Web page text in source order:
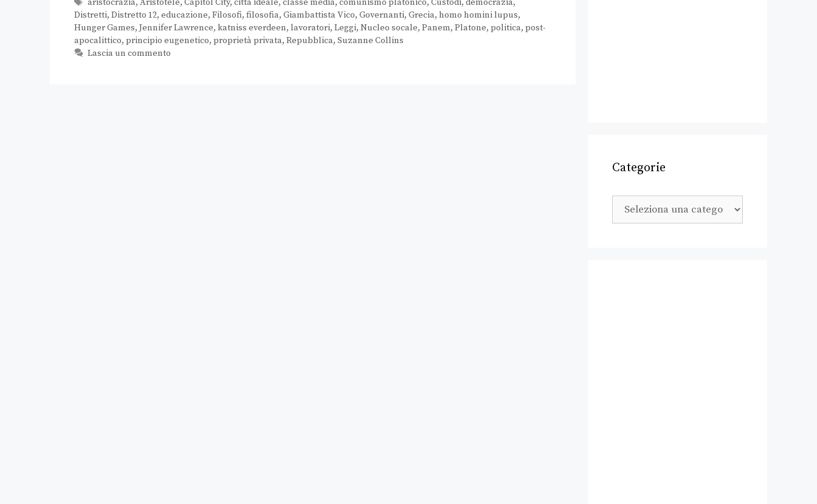
aristocrazia, Aristotele, Capitol City, città ideale, classe media, comunismo platonico, Custodi, democrazia,
Distretti, Distretto 12, educazione, Filosofi, filosofia, Giambattista Vico, Governanti, Grecia, homo homini lupus,
Hunger Games, Jennifer Lawrence, katniss everdeen, lavoratori, Leggi, Nucleo socale, Panem, Platone, politica, post-
apocalittico, principio eugenetico, proprietà privata, Repubblica, Suzanne Collins
Lascia un commento
Categorie